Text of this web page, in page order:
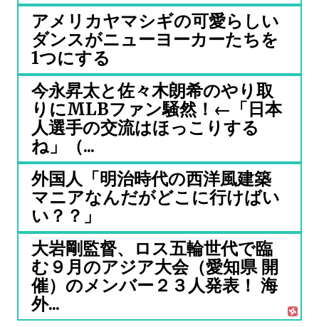
アメリカヤマシギの可愛らしい
ダンスがニューヨーカーたちを
1つにする
今永昇太と佐々木朗希のやり取
りにMLBファン騒然！←「日本
人選手の交流はほっこりする
ね」（...
外国人「明治時代の西洋風建築
マニアなんだがどこに行けばい
い？？」
大岩剛監督、ロス五輪世代で臨
む９月のアジア大会（愛知県 開
催）のメンバー２３人発表！ 海
外...